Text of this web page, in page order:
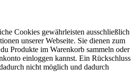
Cookies gewährleisten ausschließlich
unserer Webseite. Sie dienen zum
Produkte im Warenkorb sammeln oder
einloggen kannst. Ein Rückschluss
nicht möglich und dadurch